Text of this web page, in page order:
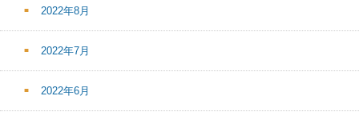
2022年8月
2022年7月
2022年6月